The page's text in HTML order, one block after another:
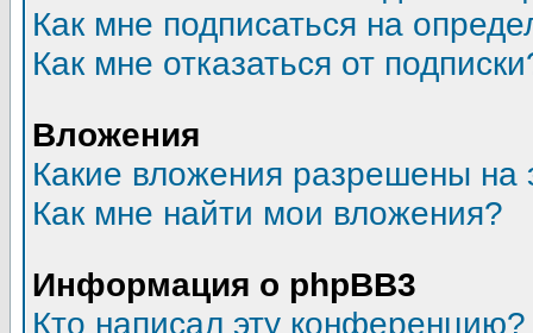
Как мне подписаться на
Как мне отказаться от
Вложения
Какие вложения разрешены на
Как мне найти мои вложения?
Информация о phpBB3
Кто написал эту конференцию?